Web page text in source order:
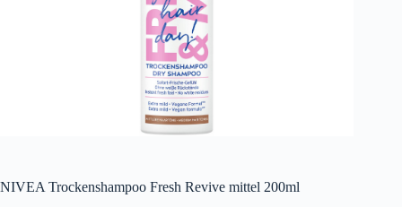
NIVEA Trockenshampoo Fresh Revive mittel 200ml